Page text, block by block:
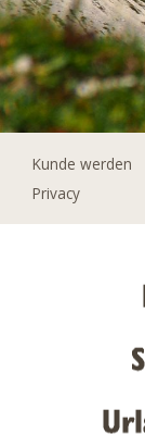
Kunde werden
Privacy